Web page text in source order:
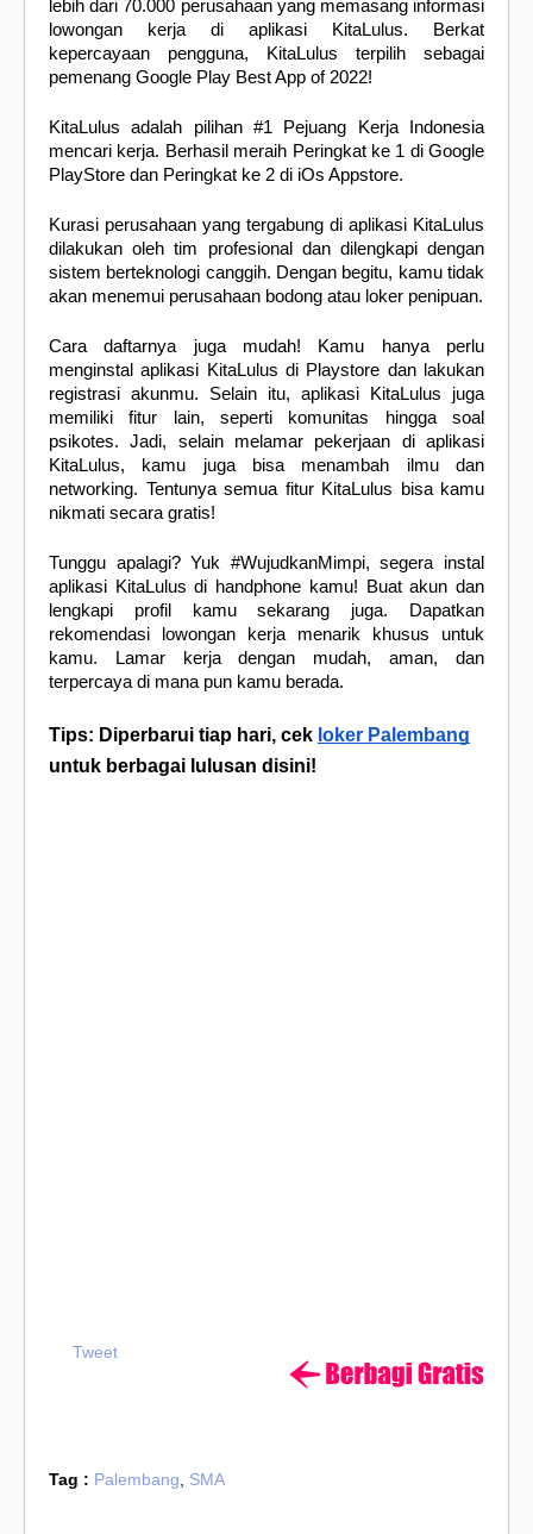
lebih dari 70.000 perusahaan yang memasang informasi
lowongan kerja di aplikasi KitaLulus. Berkat
kepercayaan pengguna, KitaLulus terpilih sebagai
pemenang Google Play Best App of 2022!
KitaLulus adalah pilihan #1 Pejuang Kerja Indonesia
mencari kerja. Berhasil meraih Peringkat ke 1 di Google
PlayStore dan Peringkat ke 2 di iOs Appstore.
Kurasi perusahaan yang tergabung di aplikasi KitaLulus
dilakukan oleh tim profesional dan dilengkapi dengan
sistem berteknologi canggih. Dengan begitu, kamu tidak
akan menemui perusahaan bodong atau loker penipuan.
Cara daftarnya juga mudah! Kamu hanya perlu
menginstal aplikasi KitaLulus di Playstore dan lakukan
registrasi akunmu. Selain itu, aplikasi KitaLulus juga
memiliki fitur lain, seperti komunitas hingga soal
psikotes. Jadi, selain melamar pekerjaan di aplikasi
KitaLulus, kamu juga bisa menambah ilmu dan
networking. Tentunya semua fitur KitaLulus bisa kamu
nikmati secara gratis!
Tunggu apalagi? Yuk #WujudkanMimpi, segera instal
aplikasi KitaLulus di handphone kamu! Buat akun dan
lengkapi profil kamu sekarang juga. Dapatkan
rekomendasi lowongan kerja menarik khusus untuk
kamu. Lamar kerja dengan mudah, aman, dan
terpercaya di mana pun kamu berada.
Tips: Diperbarui tiap hari, cek loker Palembang
untuk berbagai lulusan disini!
Tweet
Tag : Palembang SMA